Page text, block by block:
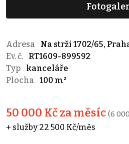
Adresa
Na strži 1702/65,
Ev. č.
RT1609-899592
Typ
kanceláře
Plocha
100 m²
50 000 Kč za měsíc (6
+ služby 22 500 Kč/měs